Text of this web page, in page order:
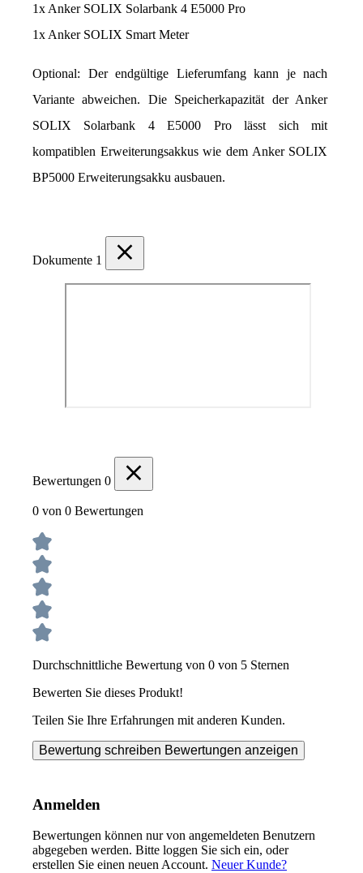
1x Anker SOLIX Solarbank 4 E5000 Pro
1x Anker SOLIX Smart Meter
Optional: Der endgültige Lieferumfang kann je nach
Variante abweichen. Die Speicherkapazität der Anker
SOLIX Solarbank 4 E5000 Pro lässt sich mit
kompatiblen Erweiterungsakkus wie dem Anker SOLIX
BP5000 Erweiterungsakku ausbauen.
Dokumente 1
Bewertungen 0
0 von 0 Bewertungen
Durchschnittliche Bewertung von 0 von 5 Sternen
Bewerten Sie dieses Produkt!
Teilen Sie Ihre Erfahrungen mit anderen Kunden.
Bewertung schreiben Bewertungen anzeigen
Anmelden
Bewertungen können nur von angemeldeten Benutzern
abgegeben werden. Bitte loggen Sie sich ein, oder
erstellen Sie einen neuen Account. Neuer Kunde?